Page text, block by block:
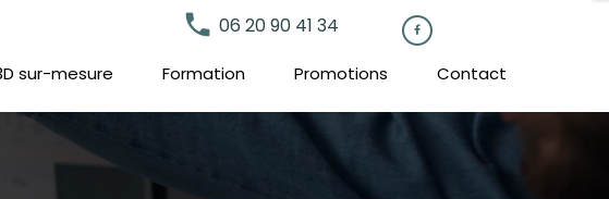
sur-mesure Formation Promotions Contact
local_phone 06 20 90 41 34 